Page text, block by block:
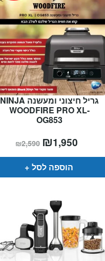
גריל חיצוני ומעשנה NINJA
WOODFIRE PRO XL-
OG853
₪2,590 המחיר
המקורי
היה:
₪2,590.
₪1,950
הוא:
הוספה לסל